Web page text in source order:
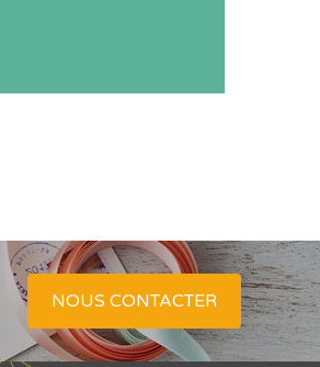
NOUS CONTACTER